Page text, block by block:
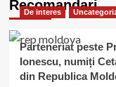
Recomandari
De interes
Parteneriat peste
Ionescu, numiți
din Republica